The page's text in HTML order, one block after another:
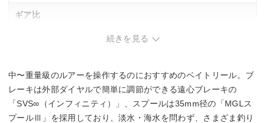
ギア比
81cm
糸巻量ナイロン（lb－m）
続きを見る
中〜重量級のルアーを操作するのにおすすめのベイトリール。ブ
レーキは外部ダイヤルで簡単に調節ができる遠心ブレーキの
「SVS∞（インフィニティ）」、スプールは35mm径の「MGLス
プールⅢ」を採用しており、淡水・海水を問わず、さまざま釣り